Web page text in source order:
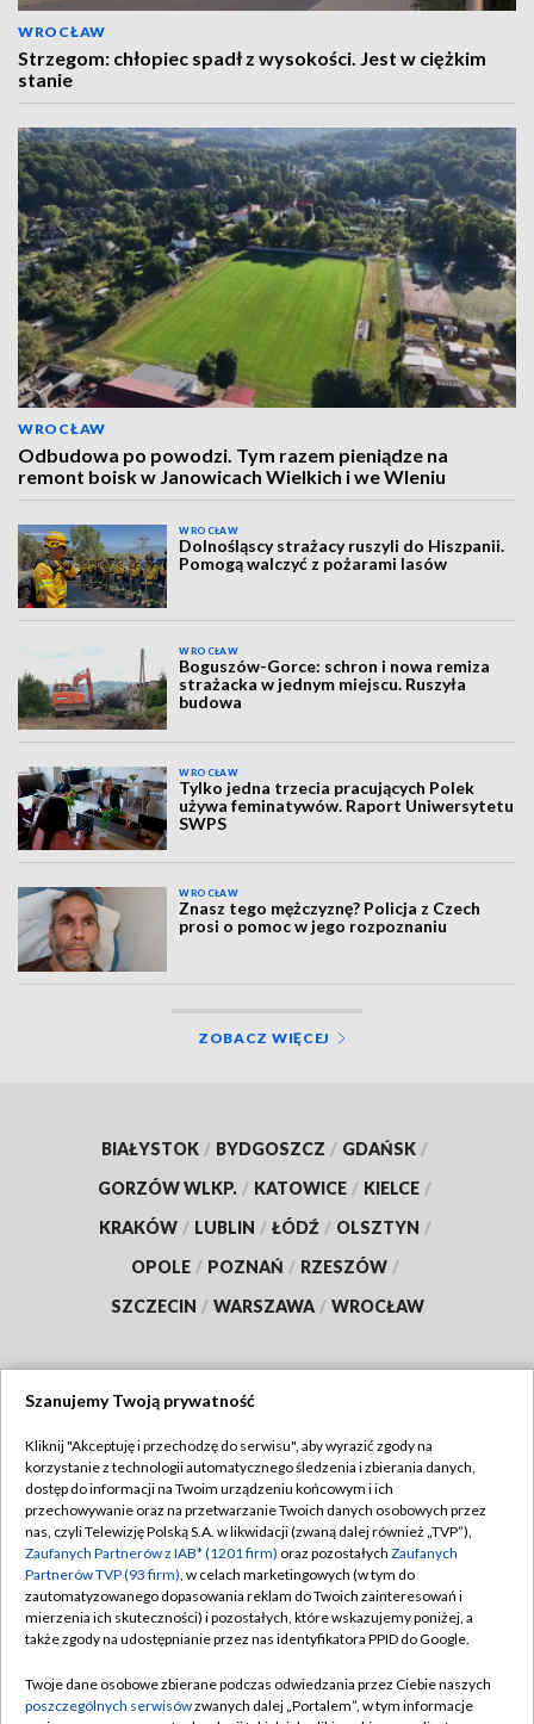
WROCŁAW
Strzegom: chłopiec spadł z wysokości. Jest w ciężkim
stanie
WROCŁAW
Odbudowa po powodzi. Tym razem pieniądze na
remont boisk w Janowicach Wielkich i we Wleniu
WROCŁAW
Dolnośląscy strażacy ruszyli do Hiszpanii.
Pomogą walczyć z pożarami lasów
WROCŁAW
Boguszów-Gorce: schron i nowa remiza
strażacka w jednym miejscu. Ruszyła
budowa
WROCŁAW
Tylko jedna trzecia pracujących Polek
używa feminatywów. Raport Uniwersytetu
SWPS
WROCŁAW
Znasz tego mężczyznę? Policja z Czech
prosi o pomoc w jego rozpoznaniu
ZOBACZ WIĘCEJ
BIAŁYSTOK / BYDGOSZCZ / GDAŃSK /
GORZÓW WLKP. / KATOWICE / KIELCE /
KRAKÓW / LUBLIN / ŁÓDŹ / OLSZTYN /
OPOLE / POZNAŃ / RZESZÓW /
SZCZECIN / WARSZAWA / WROCŁAW
TVP
Abonament TVP
Emisja w TVP
Centrum informacji TVP
Naziemna Telewizja Cyfrowa
Rada Programowa
Regulamin TVP
Polityka prywatności
Moje zgody
Pomoc
Kontakt
Szanujemy Twoją prywatność
Kliknij "Akceptuję i przechodzę do serwisu", aby wyrazić zgody na
korzystanie z technologii automatycznego śledzenia i zbierania danych,
dostęp do informacji na Twoim urządzeniu końcowym i ich
przechowywanie oraz na przetwarzanie Twoich danych osobowych przez
nas, czyli Telewizję Polską S.A. w likwidacji (zwaną dalej również „TVP”),
Zaufanych Partnerów z IAB* (1201 firm) oraz pozostałych Zaufanych
Partnerów TVP (93 firm), w celach marketingowych (w tym do
zautomatyzowanego dopasowania reklam do Twoich zainteresowań i
mierzenia ich skuteczności) i pozostałych, które wskazujemy poniżej, a
także zgody na udostępnianie przez nas identyfikatora PPID do Google.
Twoje dane osobowe zbierane podczas odwiedzania przez Ciebie naszych
poszczególnych serwisówzwanych dalej „Portalem”, w tym informacje